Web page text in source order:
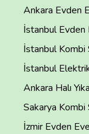
Ankara Evden
İstanbul Evden
İstanbul Kombi
İstanbul
Ankara Halı
Sakarya Kombi
İzmir Evden